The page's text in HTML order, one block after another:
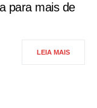
para mais de
LEIA MAIS